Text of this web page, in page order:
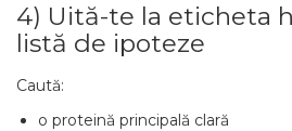
4) Uită-te la eticheta
listă de ipoteze
Caută:
o proteină principală clară